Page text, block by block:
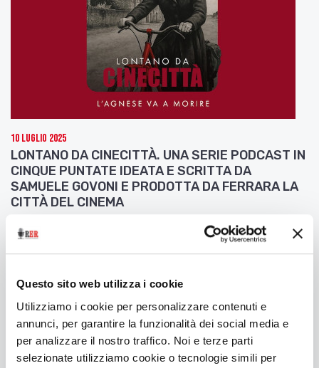
Questo sito web utilizza i cookie
Utilizziamo i cookie per personalizzare contenuti e
annunci, per garantire la funzionalità dei social media e
per analizzare il nostro traffico. Noi e terze parti
selezionate utilizziamo cookie o tecnologie simili per
10 Luglio 2025
LONTANO DA CINECITTÀ. UNA SERIE PODCAST IN
CINQUE PUNTATE IDEATA E SCRITTA DA
SAMUELE GOVONI E PRODOTTA DA FERRARA LA
CITTÀ DEL CINEMA
Seconda puntata: L'Agnese va a morire